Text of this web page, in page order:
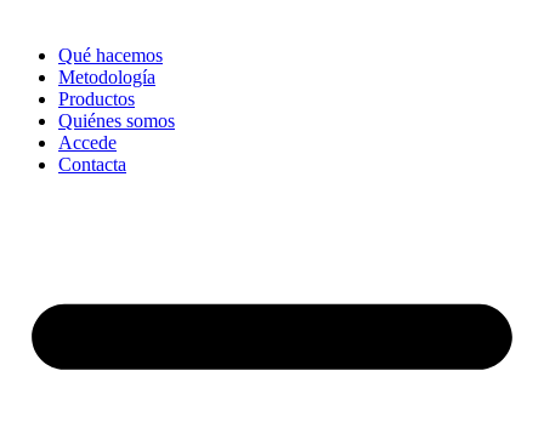
Qué hacemos
Metodología
Productos
Quiénes somos
Accede
Contacta